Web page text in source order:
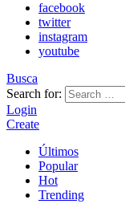
facebook
twitter
instagram
youtube
Busca
Search for:
Login
Create
Últimos
Popular
Hot
Trending